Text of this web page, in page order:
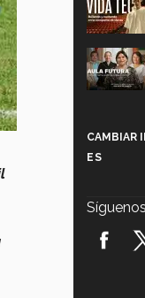
CAMBIAR
ES
Síguenos